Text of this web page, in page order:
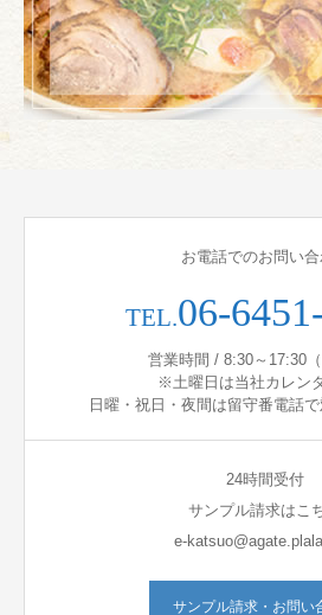
お電話でのお問い
TEL.06-
営業時間 / 8:30～17:30（
※土曜日は当社カレン
日曜・祝日・夜間は留守番電話で
24時間受付
サンプル請求はこ
e-
サンプル請求・お問い